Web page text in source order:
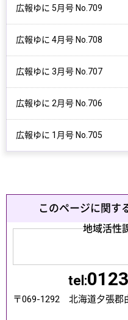
広報ゆに 5月号 No.709
広報ゆに 4月号 No.708
広報ゆに 3月号 No.707
広報ゆに 2月号 No.706
広報ゆに 1月号 No.705
このページに関す
地域活性
tel:
〒069-1292 北海道夕張